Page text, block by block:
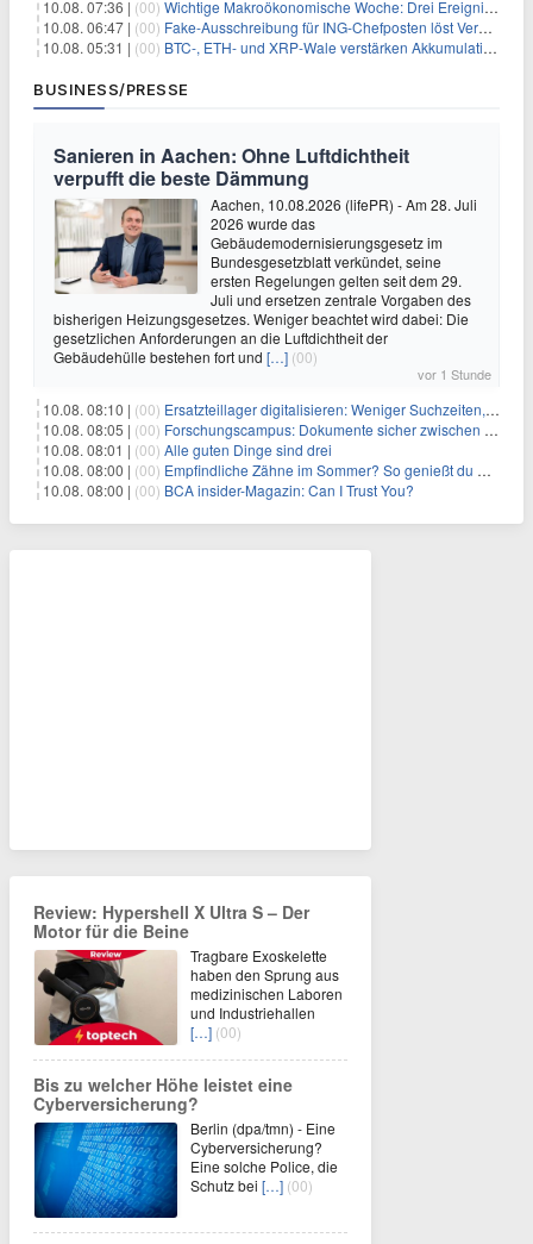
10.08. 07:36 | (00) Wichtige Makroökonomische Woche: Drei Ereignisse, die Bitcoin beeinflussen könnten
10.08. 06:47 | (00) Fake-Ausschreibung für ING-Chefposten löst Verwirrung aus
10.08. 05:31 | (00) BTC-, ETH- und XRP-Wale verstärken Akkumulation, da CryptoQuant das Ende des Bärenmarktes sieht
BUSINESS/PRESSE
Sanieren in Aachen: Ohne Luftdichtheit
verpufft die beste Dämmung
Aachen, 10.08.2026 (lifePR) - Am 28. Juli
2026 wurde das
Gebäudemodernisierungsgesetz im
Bundesgesetzblatt verkündet, seine
ersten Regelungen gelten seit dem 29.
Juli und ersetzen zentrale Vorgaben des
bisherigen Heizungsgesetzes. Weniger beachtet wird dabei: Die
gesetzlichen Anforderungen an die Luftdichtheit der
Gebäudehülle bestehen fort und […] (00)
vor 1 Stunde
10.08. 08:10 | (00) Ersatzteillager digitalisieren: Weniger Suchzeiten, mehr Produktivität
10.08. 08:05 | (00) Forschungscampus: Dokumente sicher zwischen Instituten verteilen
10.08. 08:01 | (00) Alle guten Dinge sind drei
10.08. 08:00 | (00) Empfindliche Zähne im Sommer? So genießt du Eis & Co. wieder schmerzfrei
10.08. 08:00 | (00) BCA insider-Magazin: Can I Trust You?
Review: Hypershell X Ultra S – Der
Motor für die Beine
Tragbare Exoskelette
haben den Sprung aus
medizinischen Laboren
und Industriehallen
[…] (00)
Bis zu welcher Höhe leistet eine
Cyberversicherung?
Berlin (dpa/tmn) - Eine
Cyberversicherung?
Eine solche Police, die
Schutz bei […] (00)